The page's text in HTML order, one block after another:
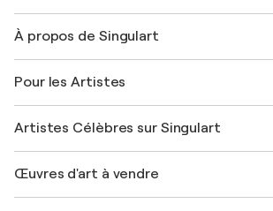
Expédition
Offrir une carte cadeau
Rejoignez notre programme commercial
Mon compte
+33 1 76 44 06 42
À propos de Singulart
FAQ
Magazine Singulart
Emplois
Découvrez une sélection d'art original
Pour les Artistes
Se connecter en tant qu'Artiste
Artistes Célèbres sur Singulart
Marc Chagall
Œuvres d'art à vendre